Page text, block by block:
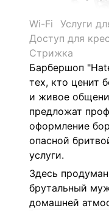
Wi-Fi Услуги
Доступ для
Стрижка
Барбершоп
тех, кто ценит
и живое
предложат
оформление
опасной
услуги.
Здесь
брутальный
домашней